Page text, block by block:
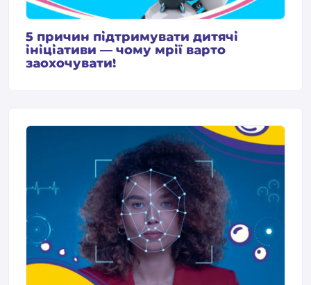
5 причин підтримувати дитячі
ініціативи — чому мрії варто
заохочувати!